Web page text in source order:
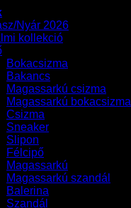
Nyár 2026
kollekció
Bokacsizma
Bakancs
Magassarkú csizma
Magassarkú bokacsizma
Csizma
Sneaker
Slipon
Félcipő
Magassarkú
Magassarkú szandál
Balerina
Szandál